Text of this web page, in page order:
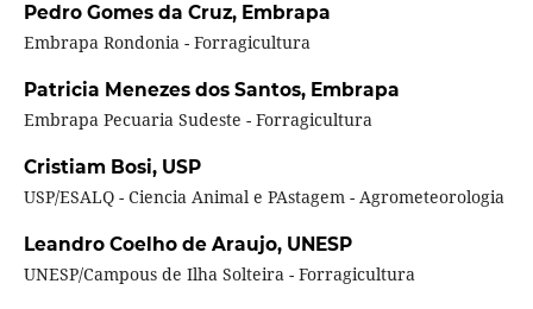
Pedro Gomes da Cruz, Embrapa
Embrapa Rondonia - Forragicultura
Patricia Menezes dos Santos, Embrapa
Embrapa Pecuaria Sudeste - Forragicultura
Cristiam Bosi, USP
USP/ESALQ - Ciencia Animal e PAstagem - Agrometeorologia
Leandro Coelho de Araujo, UNESP
UNESP/Campous de Ilha Solteira - Forragicultura